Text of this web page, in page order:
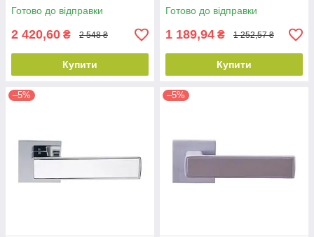
Готово до відправки
2 420,60 ₴ 2 548 ₴
Купити
Готово до відправки
1 189,94 ₴ 1 252,57 ₴
Купити
–5% –5%